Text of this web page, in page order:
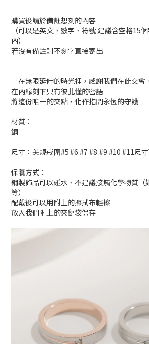
購買後請於備註想刻的內容
（可以是英文、數字、符號 建議含空格15
內）
若沒有備註則不刻字直接寄出
「在無限延伸的時光裡，感謝我們在此交會
在內緣刻下只有彼此懂的密語
將這份唯一的交點，化作指間永恆的守護
材質：
鋼
尺寸：美規戒圍#5 #6 #7 #8 #9 #10 #11尺
保養方式：
鋼製飾品可以碰水、不建議接觸化學物質（
等）
配戴後可以用附上的擦拭布輕擦
放入我們附上的夾鏈袋保存